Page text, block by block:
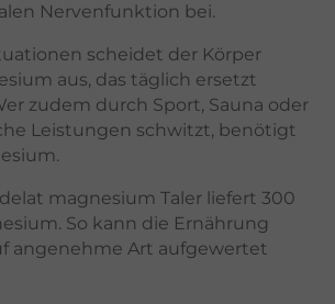
Nervenfunktion bei.
scheidet der Körper
aus, das täglich ersetzt
zudem durch Sport, Sauna oder
Leistungen schwitzt, benötigt
magnesium Taler liefert 300
So kann die Ernährung
angenehme Art aufgewertet